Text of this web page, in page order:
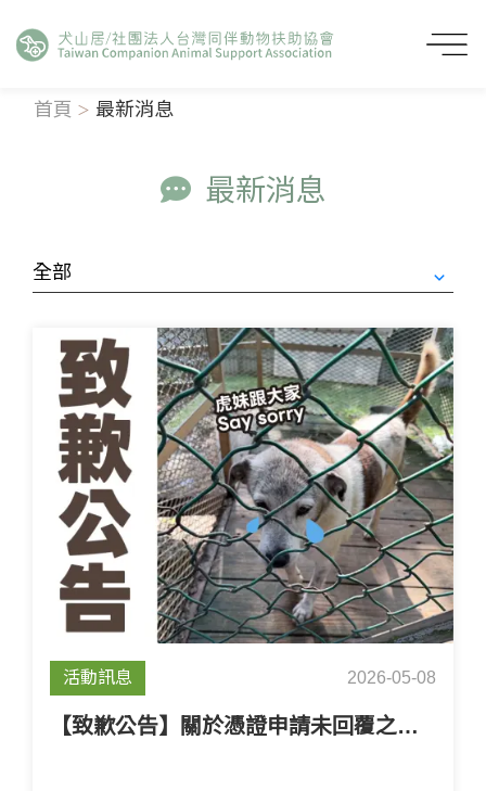
首頁 最新消息
最新消息
活動訊息 2026-05-08
【致歉公告】關於憑證申請未回覆之說明